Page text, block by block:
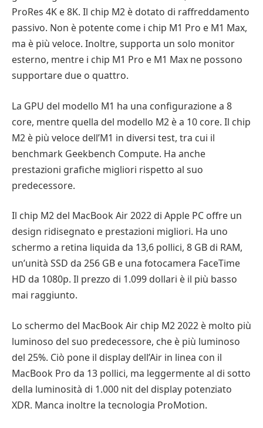
ProRes 4K e 8K. Il chip M2 è dotato di raffreddamento
passivo. Non è potente come i chip M1 Pro e M1 Max,
ma è più veloce. Inoltre, supporta un solo monitor
esterno, mentre i chip M1 Pro e M1 Max ne possono
supportare due o quattro.
La GPU del modello M1 ha una configurazione a 8
core, mentre quella del modello M2 è a 10 core. Il chip
M2 è più veloce dell’M1 in diversi test, tra cui il
benchmark Geekbench Compute. Ha anche
prestazioni grafiche migliori rispetto al suo
predecessore.
Il chip M2 del MacBook Air 2022 di Apple PC offre un
design ridisegnato e prestazioni migliori. Ha uno
schermo a retina liquida da 13,6 pollici, 8 GB di RAM,
un’unità SSD da 256 GB e una fotocamera FaceTime
HD da 1080p. Il prezzo di 1.099 dollari è il più basso
mai raggiunto.
Lo schermo del MacBook Air chip M2 2022 è molto più
luminoso del suo predecessore, che è più luminoso
del 25%. Ciò pone il display dell’Air in linea con il
MacBook Pro da 13 pollici, ma leggermente al di sotto
della luminosità di 1.000 nit del display potenziato
XDR. Manca inoltre la tecnologia ProMotion.